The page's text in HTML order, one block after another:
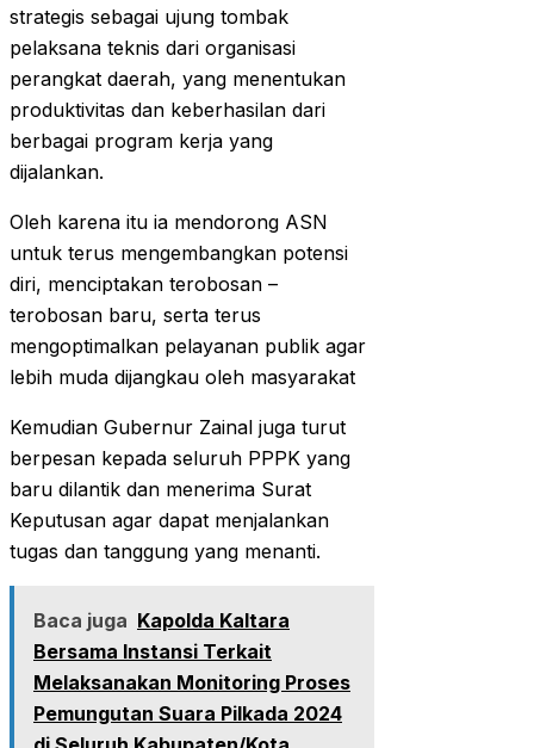
strategis sebagai ujung tombak
pelaksana teknis dari organisasi
perangkat daerah, yang menentukan
produktivitas dan keberhasilan dari
berbagai program kerja yang
dijalankan.
Oleh karena itu ia mendorong ASN
untuk terus mengembangkan potensi
diri, menciptakan terobosan –
terobosan baru, serta terus
mengoptimalkan pelayanan publik agar
lebih muda dijangkau oleh masyarakat
Kemudian Gubernur Zainal juga turut
berpesan kepada seluruh PPPK yang
baru dilantik dan menerima Surat
Keputusan agar dapat menjalankan
tugas dan tanggung yang menanti.
Baca juga Kapolda Kaltara
Bersama Instansi Terkait
Melaksanakan Monitoring Proses
Pemungutan Suara Pilkada 2024